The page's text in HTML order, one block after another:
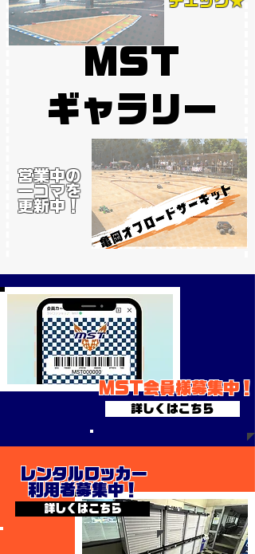
MST
​ギャラリー
営業中の
一コマを
更新中！
​MST会員様募集中！
詳しくはこちら
レンタルロッカー
利用者募集中！
詳しくはこちら